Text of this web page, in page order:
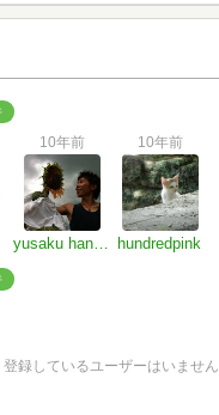
10年前
yusaku hanada
10年前
hundredpink
登録しているユーザーはいません